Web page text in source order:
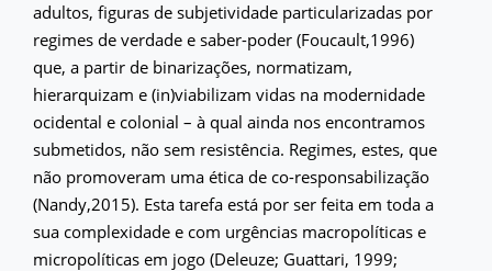
adultos, figuras de subjetividade particularizadas por
regimes de verdade e saber-poder (Foucault,1996)
que, a partir de binarizações, normatizam,
hierarquizam e (in)viabilizam vidas na modernidade
ocidental e colonial – à qual ainda nos encontramos
submetidos, não sem resistência. Regimes, estes, que
não promoveram uma ética de co-responsabilização
(Nandy,2015). Esta tarefa está por ser feita em toda a
sua complexidade e com urgências macropolíticas e
micropolíticas em jogo (Deleuze; Guattari, 1999;